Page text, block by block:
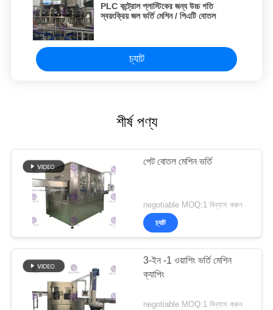
PLC কন্ট্রোল প্লাস্টিকের জন্য উচ্চ গতি
স্বয়ংক্রিয় জল ভর্তি মেশিন / পিএটি বোতল
চ্যাট
শীর্ষ পণ্য
পেট বোতল মেশিন ভর্তি
negotiable MOQ:1 বিন্যাস করুন
চ্যাট
3-ইন -1 ওয়াশিং ভর্তি মেশিন
ক্যাপিং
negotiable MOQ:1 বিন্যাস করুন